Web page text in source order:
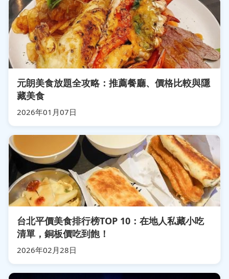
元朗美食放題全攻略：推薦餐廳、價格比較與隱
藏美食
2026年01月07日
台北平價美食排行榜TOP 10：在地人私藏小吃
清單，銅板價吃到飽！
2026年02月28日